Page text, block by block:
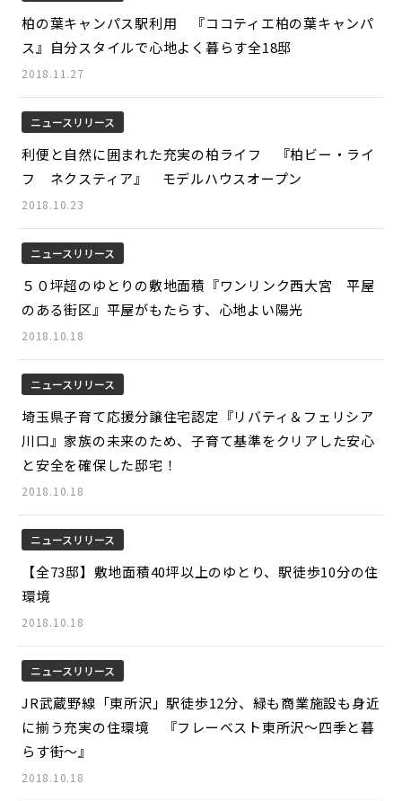
柏の葉キャンパス駅利用 『ココティエ柏の葉キャンパ
ス』自分スタイルで心地よく暮らす全18邸
2018.11.27
ニュースリリース
利便と自然に囲まれた充実の柏ライフ 『柏ビー・ライ
フ ネクスティア』 モデルハウスオープン
2018.10.23
ニュースリリース
５０坪超のゆとりの敷地面積『ワンリンク西大宮 平屋
のある街区』平屋がもたらす、心地よい陽光
2018.10.18
ニュースリリース
埼玉県子育て応援分譲住宅認定『リバティ＆フェリシア
川口』家族の未来のため、子育て基準をクリアした安心
と安全を確保した邸宅！
2018.10.18
ニュースリリース
【全73邸】敷地面積40坪以上のゆとり、駅徒歩10分の住
環境
2018.10.18
ニュースリリース
JR武蔵野線「東所沢」駅徒歩12分、緑も商業施設も身近
に揃う充実の住環境 『フレーベスト東所沢～四季と暮
らす街～』
2018.10.18